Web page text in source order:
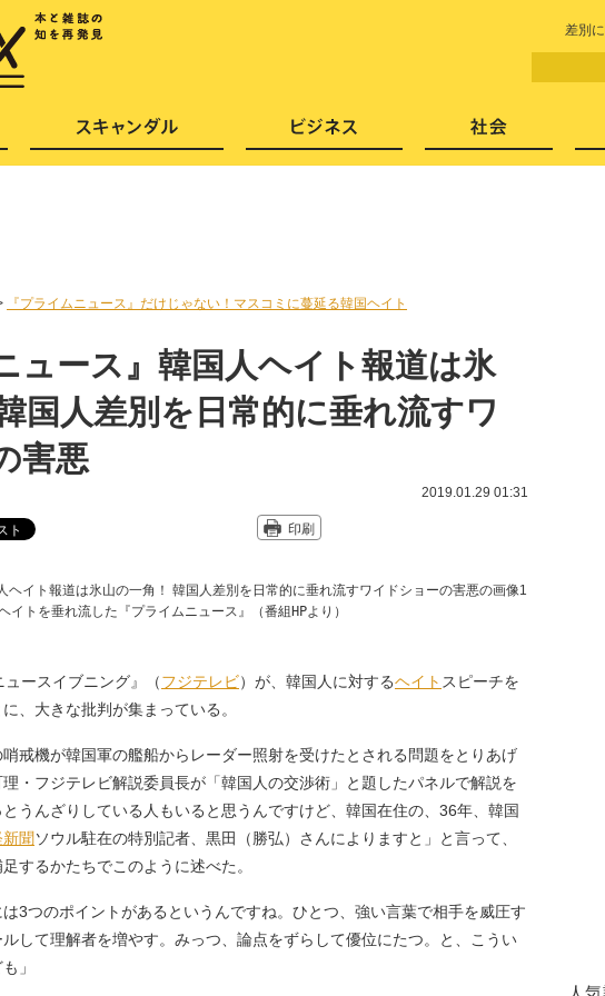
差別
『プライムニュース』だけじゃない！マスコミに蔓延る韓国ヘイト
ュース』韓国人ヘイト報道は氷
国人差別を日常的に垂れ流すワ
害悪
2019.01.29 01:31
印刷
イトを垂れ流した『プライムニュース』（番組HPより）
ースイブニング』（フジテレビ）が、韓国人に対するヘイト スピーチを
、大きな批判が集まっている。
哨戒機が韓国軍の艦船からレーダー照射を受けたとされる問題をとりあげ
・フジテレビ解説委員長が「韓国人の交渉術」と題したパネルで解説を
うんざりしている人もいると思うんですけど、韓国在住の、36年、韓国
新聞ソウル駐在の特別記者、黒田（勝弘）さんによりますと」と言って、
するかたちでこのように述べた。
は3つのポイントがあるというんですね。ひとつ、強い言葉で相手を威圧す
して理解者を増やす。みっつ、論点をずらして優位にたつ。と、こうい
」
芸能・エンタメ スキャンダル